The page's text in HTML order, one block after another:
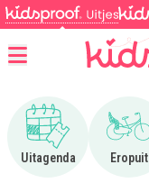
Uitagenda
Ga naar
Eropuit